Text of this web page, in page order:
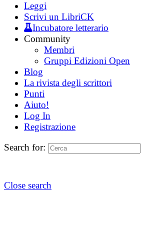
Leggi
Scrivi un LibriCK
Incubatore letterario
Community
Membri
Gruppi Edizioni Open
Blog
La rivista degli scrittori
Punti
Aiuto!
Log In
Registrazione
Search for:
Close search